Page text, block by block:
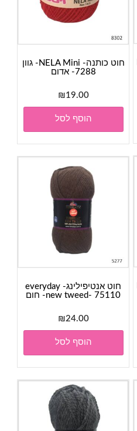
חוט כותנה- NELA Mini- גוון
7288- אדום
₪19.00
הוסף לסל
חוט אנטיפילינג- everyday
new tweed- 75110- חום
₪24.00
הוסף לסל